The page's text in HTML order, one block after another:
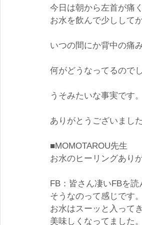
今日は朝から左首が痛
お水を飲んで少しして
いつの間にか背中の痛
何がどうなってるので
うそみたいな事実です。
ありがとうございました
■MOMOTAROU先生
お水のヒーリングあり
FB：皆さん凄いFBを読
そうなのって感じです。
お水はスーッと入って
美味しくなってました。